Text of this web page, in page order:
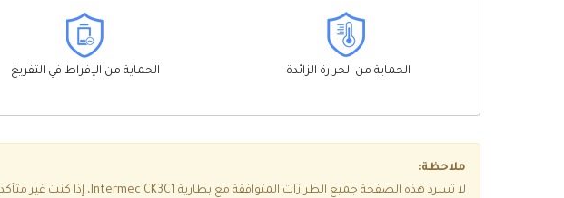
الحماية من الحرارة الزائدة الحماية من الإفراط في التفريغ
ملاحظة:
لا تسرد هذه الصفحة جميع الطرازات المتوافقة مع بطارية Intermec CK3C1، إذا كنت غير متأكد مما إذا كانت مناسبة لجهازك، فيرجى النقر فوق